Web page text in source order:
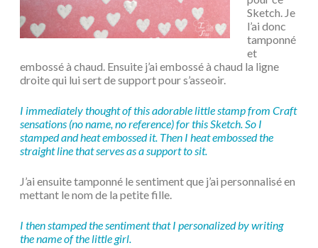
Sketch. Je
l’ai donc
tamponné
et
embossé à chaud. Ensuite j’ai embossé à chaud la ligne
droite qui lui sert de support pour s’asseoir.
I immediately thought of this adorable little stamp from Craft
sensations (no name, no reference) for this Sketch. So I
stamped and heat embossed it. Then I heat embossed the
straight line that serves as a support to sit.
J’ai ensuite tamponné le sentiment que j’ai personnalisé en
mettant le nom de la petite fille.
I then stamped the sentiment that I personalized by writing
the name of the little girl.